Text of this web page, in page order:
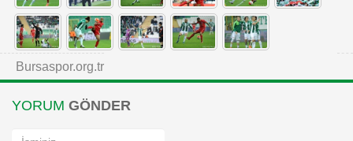
Bursaspor.org.tr
YORUM GÖNDER